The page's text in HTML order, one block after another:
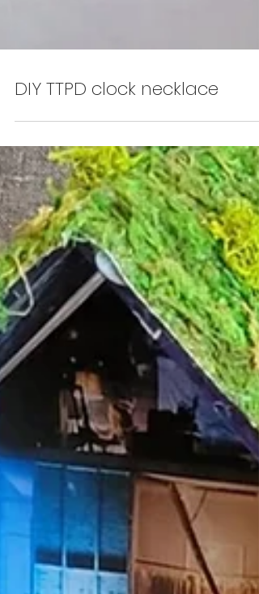
DIY TTPD clock necklace